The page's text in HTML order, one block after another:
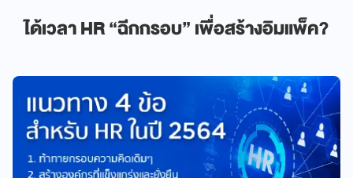
ได้เวลา HR “ฉีกกรอบ” เพื่อสร้างอิมแพ็ค?